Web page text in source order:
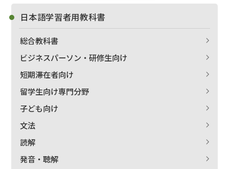
日本語学習者用教科書
総合教科書
ビジネスパーソン・研修生向け
短期滞在者向け
留学生向け専門分野
子ども向け
文法
読解
発音・聴解